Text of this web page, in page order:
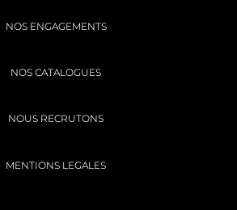
NOS ENGAGEMENTS
NOS CATALOGUES
NOUS RECRUTONS
MENTIONS LEGALES